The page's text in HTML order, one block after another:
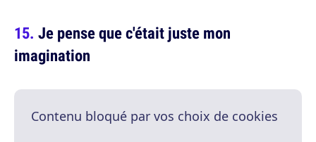
Je pense que c'était juste mon
imagination
Contenu bloqué par vos choix de cookies